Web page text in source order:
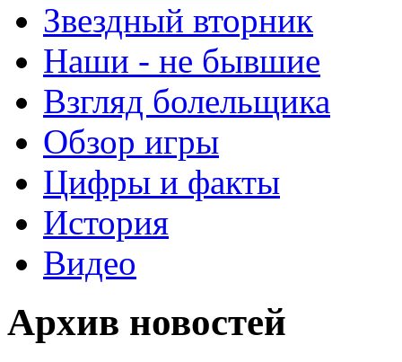
Звездный вторник
Наши - не бывшие
Взгляд болельщика
Обзор игры
Цифры и факты
История
Видео
Архив новостей